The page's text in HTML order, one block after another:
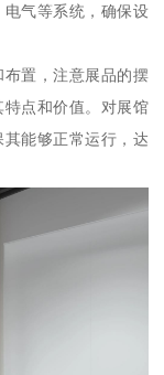
气等系统，确保设
置，注意展品的摆
点和价值。对展馆
能够正常运行，达